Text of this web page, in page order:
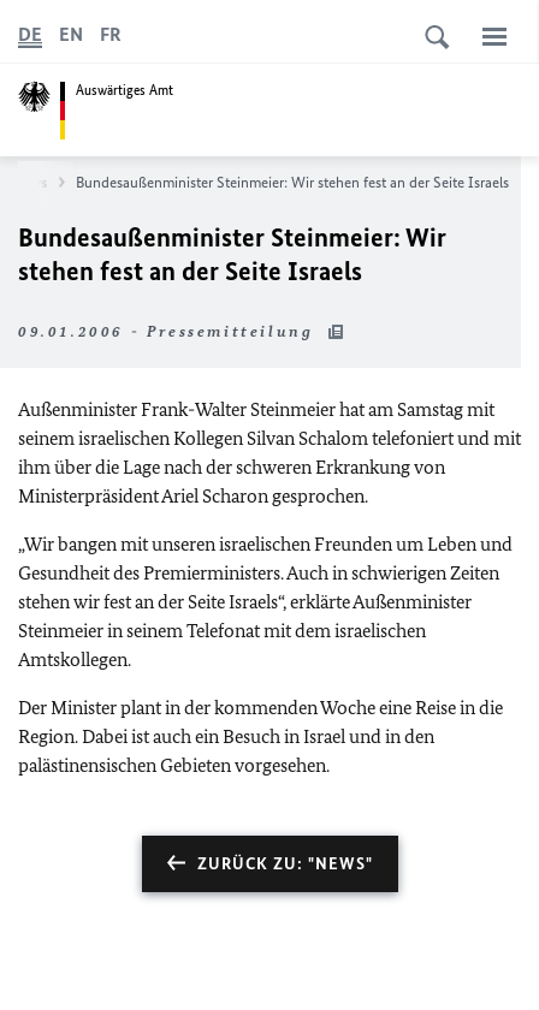
Auswärtiges Amt
DE EN FR
News Bundesaußenminister Steinmeier: Wir stehen fest an der Seite Israels
Bundesaußenminister Steinmeier: Wir
stehen fest an der Seite Israels
09.01.2006 - Pressemitteilung
Außenminister Frank-Walter Steinmeier hat am Samstag mit
seinem israelischen Kollegen Silvan Schalom telefoniert und mit
ihm über die Lage nach der schweren Erkrankung von
Ministerpräsident Ariel Scharon gesprochen.
„Wir bangen mit unseren israelischen Freunden um Leben und
Gesundheit des Premierministers. Auch in schwierigen Zeiten
stehen wir fest an der Seite Israels“, erklärte Außenminister
Steinmeier in seinem Telefonat mit dem israelischen
Amtskollegen.
Der Minister plant in der kommenden Woche eine Reise in die
Region. Dabei ist auch ein Besuch in Israel und in den
palästinensischen Gebieten vorgesehen.
ZURÜCK ZU: "NEWS"